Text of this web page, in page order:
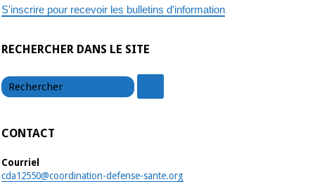
S'inscrire pour recevoir les bulletins d'information
RECHERCHER DANS LE SITE
CONTACT
Courriel
cda12550@coordination-defense-sante.org